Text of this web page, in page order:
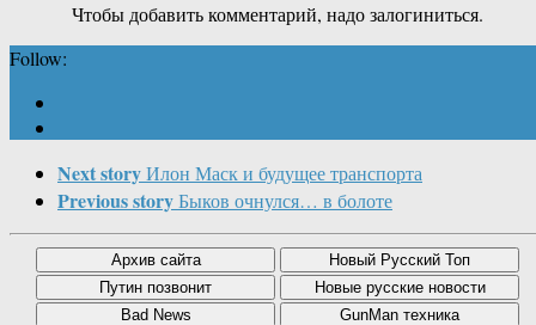
Чтобы добавить комментарий, надо залогиниться.
Follow:
Next storyИлон Маск и будущее транспорта
Previous storyБыков очнулся… в болоте